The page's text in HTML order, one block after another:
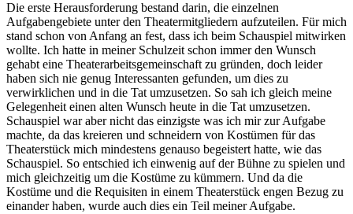
Die erste Herausforderung bestand darin, die einzelnen
Aufgabengebiete unter den Theatermitgliedern aufzuteilen. Für mich
stand schon von Anfang an fest, dass ich beim Schauspiel mitwirken
wollte. Ich hatte in meiner Schulzeit schon immer den Wunsch
gehabt eine Theaterarbeitsgemeinschaft zu gründen, doch leider
haben sich nie genug Interessanten gefunden, um dies zu
verwirklichen und in die Tat umzusetzen. So sah ich gleich meine
Gelegenheit einen alten Wunsch heute in die Tat umzusetzen.
Schauspiel war aber nicht das einzigste was ich mir zur Aufgabe
machte, da das kreieren und schneidern von Kostümen für das
Theaterstück mich mindestens genauso begeistert hatte, wie das
Schauspiel. So entschied ich einwenig auf der Bühne zu spielen und
mich gleichzeitig um die Kostüme zu kümmern. Und da die
Kostüme und die Requisiten in einem Theaterstück engen Bezug zu
einander haben, wurde auch dies ein Teil meiner Aufgabe.